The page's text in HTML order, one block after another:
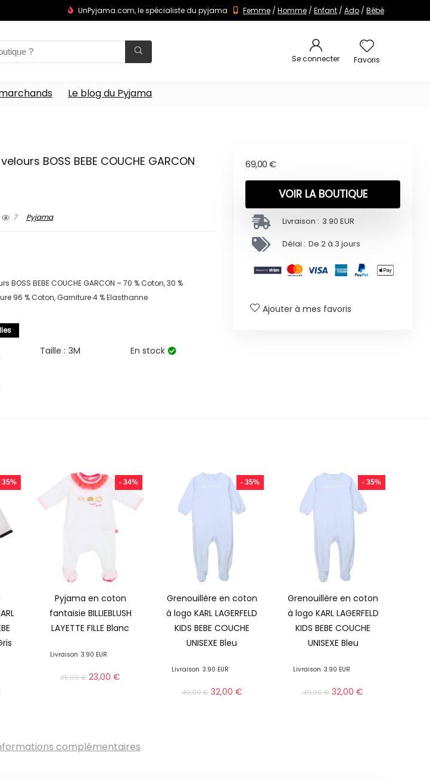
UnPyjama.com, le spécialiste du pyjama Femme / Homme / Enfant / Ado / Bébé
Se connecter Favoris
Le blog du Pyjama
BOSS BEBE COUCHE GARCON
7 Pyjama
BOSS BEBE COUCHE GARCON – 70 % Coton, 30 %
96 % Coton, Garniture 4 % Elasthanne
Taille : 3M En stock
69,00 €
VOIR LA BOUTIQUE
Livraison : 3.90 EUR
Délai : De 2 à 3 jours
Ajouter à mes favoris
35% - 34%
Pyjama en coton
fantaisie BILLIEBLUSH
LAYETTE FILLE Blanc
Livraison 3.90 EUR
35,00€ 23,00€
- 35%
Grenouillère en coton
à logo KARL LAGERFELD
KIDS BEBE COUCHE
UNISEXE Bleu
Livraison 3.90 EUR
49,00€ 32,00 €
- 35%
Grenouillère en coton
à logo KARL LAGERFELD
KIDS BEBE COUCHE
UNISEXE Bleu
Livraison 3.90 EUR
49,00€ 32,00€
complémentaires